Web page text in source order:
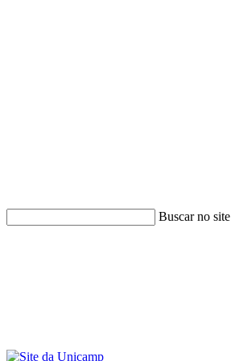
Buscar no site